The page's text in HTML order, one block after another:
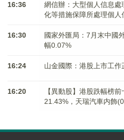
16:36
網信辦：大型個人信息
化等措施保障所處理個人
16:30
國家外匯局：7月末中國
幅0.07%
16:24 山金國際：港股上市工作
16:20
【異動股】港股跌幅榜
21.43%，天瑞汽車内飾